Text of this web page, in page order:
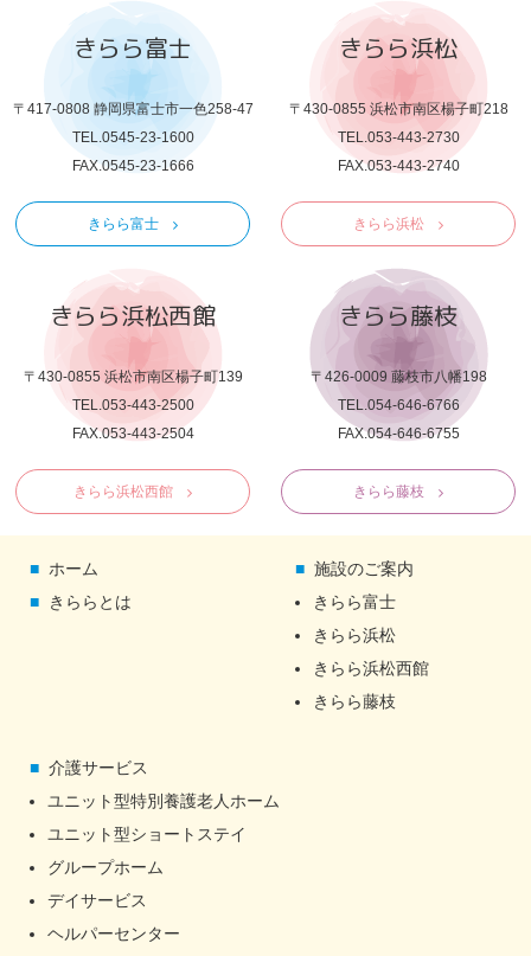
きらら富士
〒417-0808 静岡県富士市一色258-47
TEL.0545-23-1600
FAX.0545-23-1666
きらら富士
きらら浜松
〒430-0855 浜松市南区楊子町218
TEL.053-443-2730
FAX.053-443-2740
きらら浜松
きらら浜松西館
〒430-0855 浜松市南区楊子町139
TEL.053-443-2500
FAX.053-443-2504
きらら浜松西館
きらら藤枝
〒426-0009 藤枝市八幡198
TEL.054-646-6766
FAX.054-646-6755
きらら藤枝
ホーム
きららとは
施設のご案内
きらら富士
きらら浜松
きらら浜松西館
きらら藤枝
介護サービス
ユニット型特別養護老人ホーム
ユニット型ショートステイ
グループホーム
デイサービス
ヘルパーセンター